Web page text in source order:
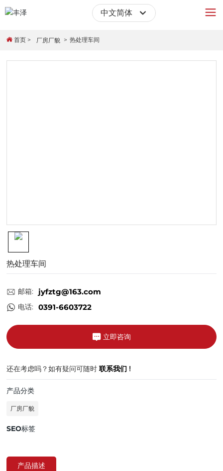
中文简体
首页 厂房厂貌 热处理车间
热处理车间
邮箱: jyfztg@163.com
电话: 0391-6603722
立即咨询
还在考虑吗？如有疑问可随时联系我们 !
产品分类
厂房厂貌
SEO标签
产品描述